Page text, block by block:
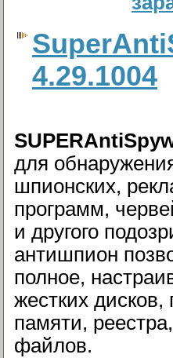
4.29.1004
для
шпионских,
программ,
и другого
антишпион
полное,
жестких дисков,
памяти,
файлов.